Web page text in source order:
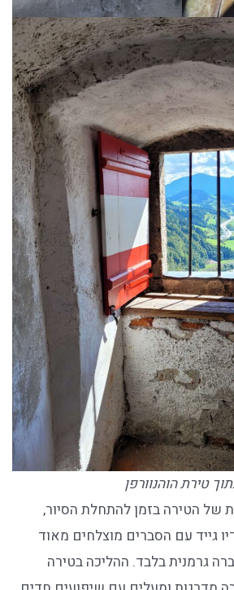
טירת הוהנוורפן
של הטירה בזמן להתחלת הסיור,
גייד עם הסברים מוצלחים מאוד
גרמנית בלבד. ההליכה בטירה